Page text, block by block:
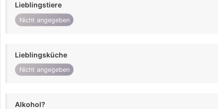
Lieblingstiere
Nicht angegeben
Lieblingsküche
Nicht angegeben
Alkohol?